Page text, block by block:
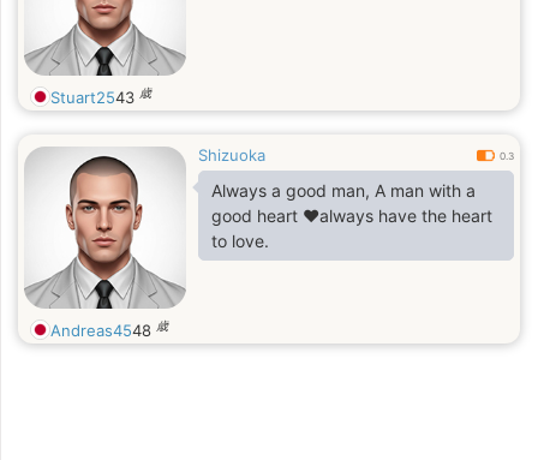
Stuart2543 歳
Shizuoka 0.3
Always a good man, A man with a
good heart ❤always have the heart
to love.
Andreas4548 歳